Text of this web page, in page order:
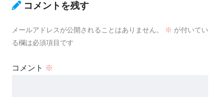
コメントを残す
メールアドレスが公開されることはありません。 ※ が付いてい
る欄は必須項目です
コメント ※